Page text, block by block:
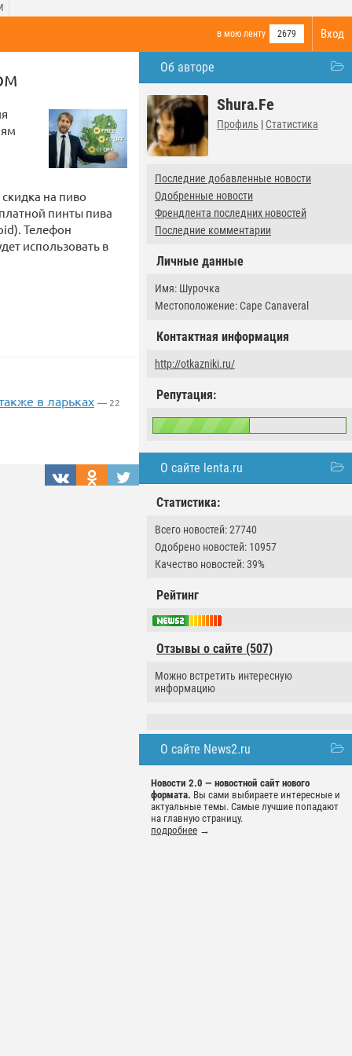
Вход
в мою ленту 2679
Об авторе
Shura.Fe
Профиль | Статистика
Последние добавленные новости
Одобренные новости
Френдлента последних новостей
Последние комментарии
Личные данные
Имя: Шурочка
Местоположение: Cape Canaveral
Контактная информация
http://otkazniki.ru/
Репутация:
О сайте lenta.ru
Статистика:
Всего новостей: 27740
Одобрено новостей: 10957
Качество новостей: 39%
Рейтинг
Отзывы о сайте (507)
Можно встретить интересную
информацию
О сайте News2.ru
Новости 2.0 — новостной сайт нового
формата. Вы сами выбираете интересные и
актуальные темы. Самые лучшие попадают
на главную страницу.
подробнее →
на пиво
пинты пива
Телефон
использовать в
в ларьках — 22